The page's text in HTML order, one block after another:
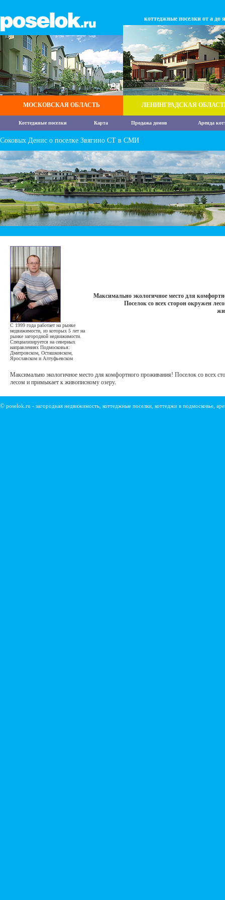
МОСКОВСКАЯ ОБЛАСТЬ
коттеджные поселки от а до я
ЛЕНИНГРАДСКАЯ
Коттеджные поселки Карта Продажа домов Аренда
Соковых Денис о поселке Звягино СТ в СМИ
С 1999 года работает на рынке
недвижимости, из которых 5 лет на
рынке загородной недвижимости.
Специализируется на северных
направлениях Подмосковья:
Дмитровском, Осташковском,
Ярославском и Алтуфьевском
Максимально экологичное место для
Поселок со всех сторон окружен
Максимально экологичное место для комфортного проживания! Поселок со всех
лесом и примыкает к живописному озеру.
© poselok.ru - загородная недвижимость, коттеджные поселки, коттеджи в подмосковье,